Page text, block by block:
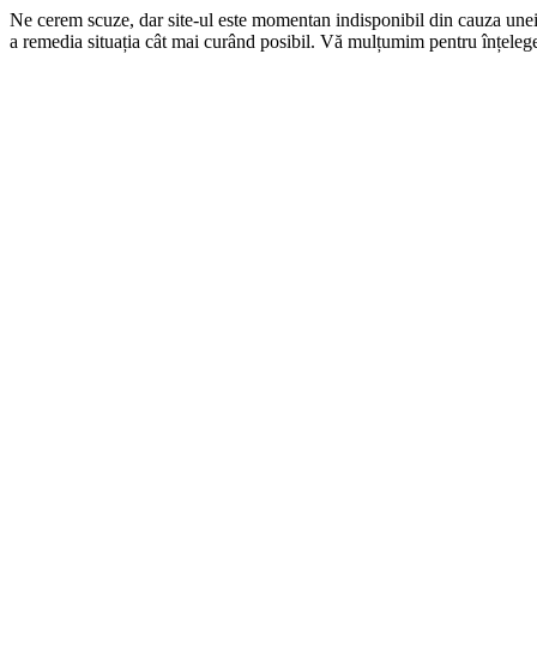
Ne cerem scuze, dar site-ul este momentan indisponibil din cauza
a remedia situația cât mai curând posibil. Vă mulțumim pentru